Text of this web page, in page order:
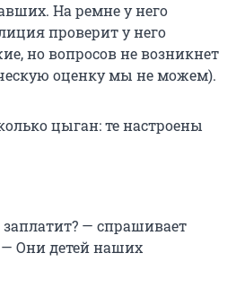
На ремне у него
проверит у него
но вопросов не возникнет
оценку мы не можем).
цыган: те настроены
заплатит? — спрашивает
Они детей наших